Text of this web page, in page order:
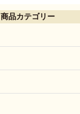
商品カテゴリー